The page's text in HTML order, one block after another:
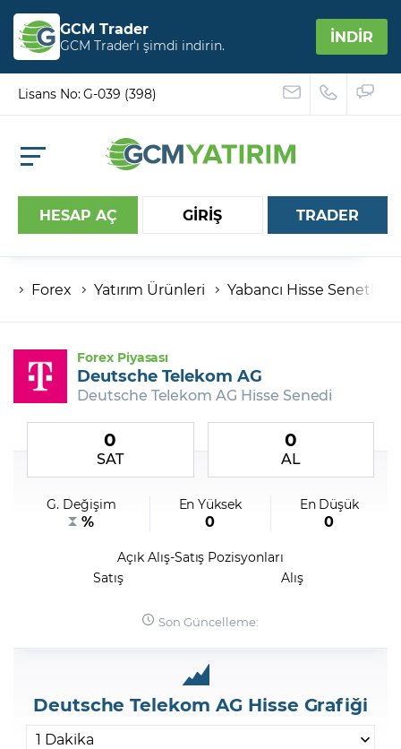
GCM Trader
GCM Trader’ı şimdi indirin. İNDİR
Lisans No: G-039 (398)
HESAP AÇ GİRİŞ
Hesap numaranız
Şifremi Unuttum
TRADER
Forex Yatırım Ürünleri Yabancı Hisse Senetleri
Forex Piyasası
Deutsche Telekom AG
Deutsche Telekom AG Hisse Senedi
0
SAT
0
AL
G. Değişim
%
En Yüksek
0
En Düşük
0
Açık Alış-Satış Pozisyonları
Satış
Alış
Son Güncelleme:
Deutsche Telekom AG Hisse Grafiği